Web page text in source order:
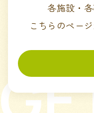
各施設・
こちらのペー